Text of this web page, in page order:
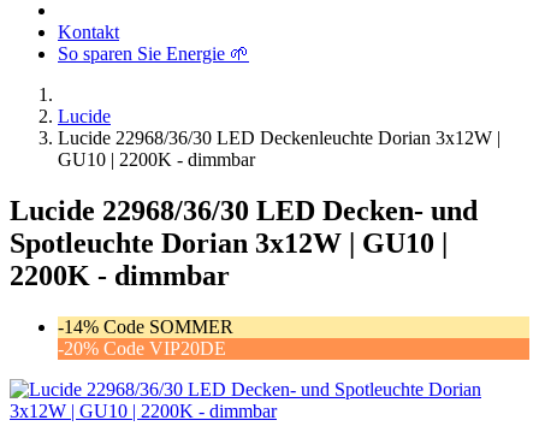
Kontakt
So sparen Sie Energie 🌱
Lucide
Lucide 22968/36/30 LED Deckenleuchte Dorian 3x12W |
GU10 | 2200K - dimmbar
Lucide 22968/36/30 LED Decken- und
Spotleuchte Dorian 3x12W | GU10 |
2200K - dimmbar
-14% Code SOMMER
-20% Code VIP20DE